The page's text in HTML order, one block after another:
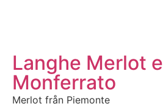
Langhe Merlot e
Monferrato
Merlot från Piemonte